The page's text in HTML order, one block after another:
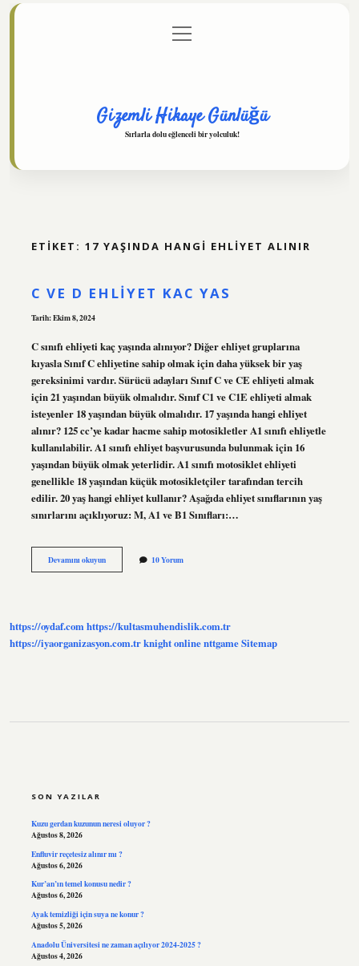
Gizlilik Politikası
menüyü
aç
Gizemli Hikaye Günlüğü
Sırlarla dolu eğlenceli bir yolculuk!
ETIKET: 17 YAŞINDA HANGI EHLIYET ALINIR
C VE D EHLIYET KAC YAS
Tarih: Ekim 8, 2024
C sınıfı ehliyeti kaç yaşında alınıyor? Diğer ehliyet gruplarına
kıyasla Sınıf C ehliyetine sahip olmak için daha yüksek bir yaş
gereksinimi vardır. Sürücü adayları Sınıf C ve CE ehliyeti almak
için 21 yaşından büyük olmalıdır. Sınıf C1 ve C1E ehliyeti almak
isteyenler 18 yaşından büyük olmalıdır. 17 yaşında hangi ehliyet
alınır? 125 cc’ye kadar hacme sahip motosikletler A1 sınıfı ehliyetle
kullanılabilir. A1 sınıfı ehliyet başvurusunda bulunmak için 16
yaşından büyük olmak yeterlidir. A1 sınıfı motosiklet ehliyeti
genellikle 18 yaşından küçük motosikletçiler tarafından tercih
edilir. 20 yaş hangi ehliyet kullanır? Aşağıda ehliyet sınıflarının yaş
sınırlarını açıklıyoruz: M, A1 ve B1 Sınıfları:…
Devamını okuyunC
Ve
10 Yorum
https://oydaf.comhttps://kultasmuhendislik.com.tr
https://iyaorganizasyon.com.trknight onlinenttgameSitemap
SON YAZILAR
Kuzu gerdan kuzunun neresi oluyor ?
Ağustos 8, 2026
Enfluvir reçetesiz alınır mı ?
Ağustos 6, 2026
Kur’an’ın temel konusu nedir ?
Ağustos 6, 2026
Ayak temizliği için suya ne konur ?
Ağustos 5, 2026
Anadolu Üniversitesi ne zaman açılıyor 2024-2025 ?
Ağustos 4, 2026